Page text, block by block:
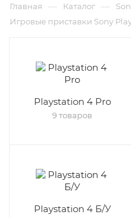
Главная — Каталог —
Игровые приставки Sony
Playstation 4 Pro
9 товаров
Playstation 4 Б/У